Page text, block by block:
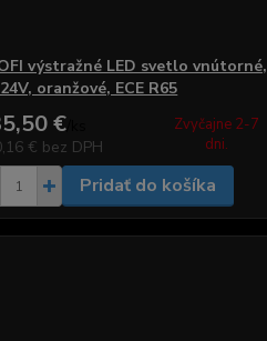
výstražné LED svetlo vnútorné,
oranžové, ECE R65
€
€ bez DPH
Zvyčajne 2-7
dni.
Pridať do košíka